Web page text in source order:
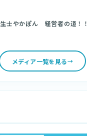
士やかぽん 経営者の道！！
メディア一覧を見る